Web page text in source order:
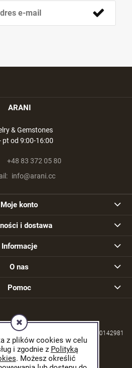
z plików cookies w celu
i zgodnie z Polityką
. Możesz określić
ARANI
& Gemstones
pt od 9:00-16:00
+48 83 372 05 80
info@arani.cc
Moje konto
i dostawa
Informacje
O nas
Pomoc
| NIP: 5380004253 | REGON: 030142981